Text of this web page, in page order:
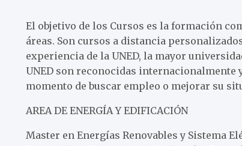
El objetivo de los Cursos es la formación
áreas. Son cursos a distancia
experiencia de la UNED, la mayor
UNED son reconocidas internacionalmente
momento de buscar empleo o mejorar su
AREA DE ENERGÍA Y EDIFICACIÓN
Master en Energías Renovables y Sistema